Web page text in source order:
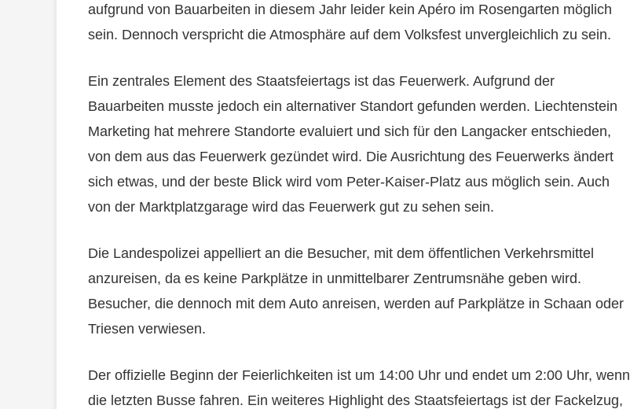
aufgrund von Bauarbeiten in diesem Jahr leider kein Apéro im Rosengarten möglich
sein. Dennoch verspricht die Atmosphäre auf dem Volksfest unvergleichlich zu sein.
Ein zentrales Element des Staatsfeiertags ist das Feuerwerk. Aufgrund der
Bauarbeiten musste jedoch ein alternativer Standort gefunden werden. Liechtenstein
Marketing hat mehrere Standorte evaluiert und sich für den Langacker entschieden,
von dem aus das Feuerwerk gezündet wird. Die Ausrichtung des Feuerwerks ändert
sich etwas, und der beste Blick wird vom Peter-Kaiser-Platz aus möglich sein. Auch
von der Marktplatzgarage wird das Feuerwerk gut zu sehen sein.
Die Landespolizei appelliert an die Besucher, mit dem öffentlichen Verkehrsmittel
anzureisen, da es keine Parkplätze in unmittelbarer Zentrumsnähe geben wird.
Besucher, die dennoch mit dem Auto anreisen, werden auf Parkplätze in Schaan oder
Triesen verwiesen.
Der offizielle Beginn der Feierlichkeiten ist um 14:00 Uhr und endet um 2:00 Uhr, wenn
die letzten Busse fahren. Ein weiteres Highlight des Staatsfeiertags ist der Fackelzug,